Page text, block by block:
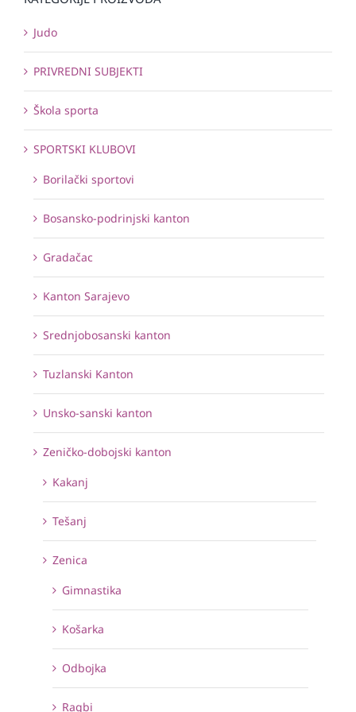
Judo
PRIVREDNI SUBJEKTI
Škola sporta
SPORTSKI KLUBOVI
Borilački sportovi
Bosansko-podrinjski kanton
Gradačac
Kanton Sarajevo
Srednjobosanski kanton
Tuzlanski Kanton
Unsko-sanski kanton
Zeničko-dobojski kanton
Kakanj
Tešanj
Zenica
Gimnastika
Košarka
Odbojka
Ragbi